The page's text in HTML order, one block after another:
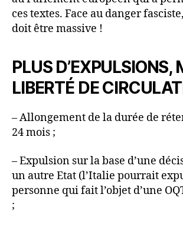
ces textes. Face au danger
doit être massive !
PLUS D’EXPULSIONS,
LIBERTÉ DE
– Allongement de la durée de
24 mois ;
– Expulsion sur la base d’une
un autre Etat (l’Italie pourrait
personne qui fait l’objet d’une
;